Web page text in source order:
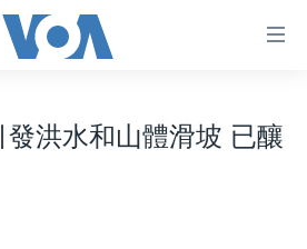
發洪水和山體滑坡 已釀